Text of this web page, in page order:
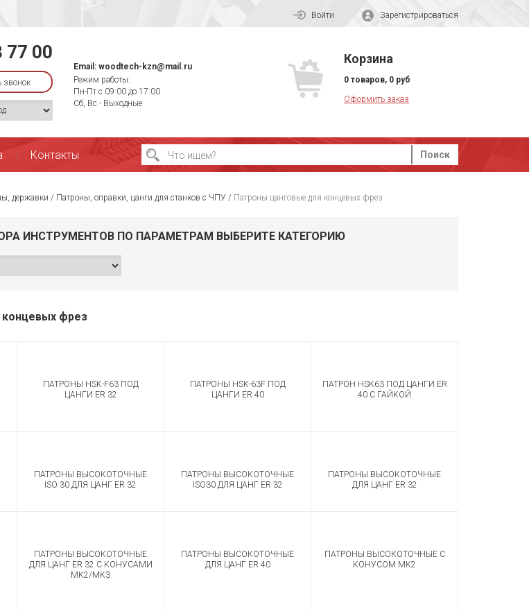
Войти Зарегистрироваться
77 00
звонок
Email: woodtech-kzn@mail.ru
Режим работы:
Пн-Пт с 09:00 до 17:00
Сб, Вс - Выходные
Корзина
0 товаров, 0 руб
Оформить заказ
Контакты Поиск
державки / Патроны, оправки, цанги для станков с ЧПУ / Патроны цанговые для концевых фрез
ИНСТРУМЕНТОВ ПО ПАРАМЕТРАМ ВЫБЕРИТЕ КАТЕГОРИЮ
фрез
ПАТРОНЫ HSK-F63 ПОД
ЦАНГИ ER 32
ПАТРОНЫ HSK-63F ПОД
ЦАНГИ ER 40
ПАТРОН HSK63 ПОД ЦАНГИ ER
40 С ГАЙКОЙ
ПАТРОНЫ ВЫСОКОТОЧНЫЕ
ISO 30 ДЛЯ ЦАНГ ER 32
ПАТРОНЫ ВЫСОКОТОЧНЫЕ
ISO30 ДЛЯ ЦАНГ ER 32
ПАТРОНЫ ВЫСОКОТОЧНЫЕ
ДЛЯ ЦАНГ ER 32
ПАТРОНЫ ВЫСОКОТОЧНЫЕ
ДЛЯ ЦАНГ ER 32 С КОНУСАМИ
MK2/MK3
ПАТРОНЫ ВЫСОКОТОЧНЫЕ
ДЛЯ ЦАНГ ER 40
ПАТРОНЫ ВЫСОКОТОЧНЫЕ С
КОНУСОМ MK2